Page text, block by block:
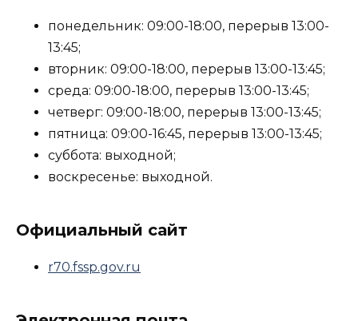
понедельник: 09:00-18:00, перерыв 13:00-
13:45;
вторник: 09:00-18:00, перерыв 13:00-13:45;
среда: 09:00-18:00, перерыв 13:00-13:45;
четверг: 09:00-18:00, перерыв 13:00-13:45;
пятница: 09:00-16:45, перерыв 13:00-13:45;
суббота: выходной;
воскресенье: выходной.
Официальный сайт
r70.fssp.gov.ru